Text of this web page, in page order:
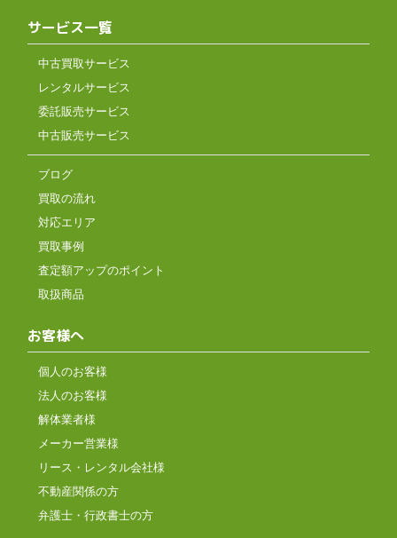
サービス一覧
中古買取サービス
レンタルサービス
委託販売サービス
中古販売サービス
ブログ
買取の流れ
対応エリア
買取事例
査定額アップのポイント
取扱商品
お客様へ
個人のお客様
法人のお客様
解体業者様
メーカー営業様
リース・レンタル会社様
不動産関係の方
弁護士・行政書士の方